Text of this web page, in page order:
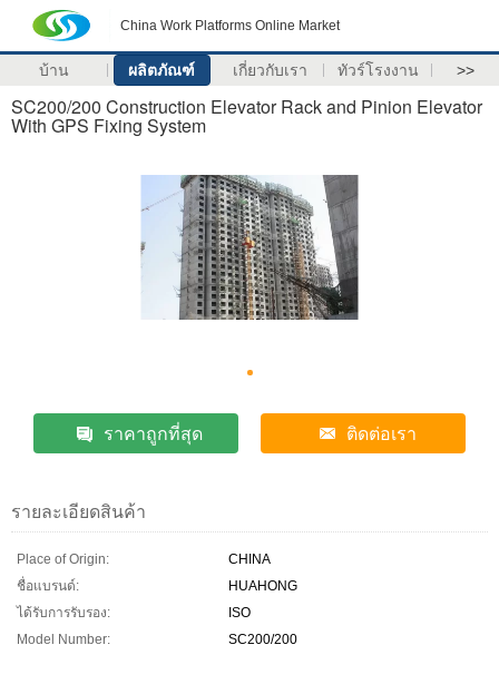
China Work Platforms Online Market
บ้าน ผลิตภัณฑ์ เกี่ยวกับเรา ทัวร์โรงงาน >>
SC200/200 Construction Elevator Rack and Pinion Elevator
With GPS Fixing System
ราคาถูกที่สุด ติดต่อเรา
รายละเอียดสินค้า
Place of Origin:
CHINA
ชื่อแบรนด์:
HUAHONG
ได้รับการรับรอง:
ISO
Model Number:
SC200/200